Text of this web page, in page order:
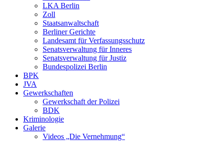
LKA Berlin
Zoll
Staatsanwaltschaft
Berliner Gerichte
Landesamt für Verfassungsschutz
Senatsverwaltung für Inneres
Senatsverwaltung für Justiz
Bundespolizei Berlin
BPK
JVA
Gewerkschaften
Gewerkschaft der Polizei
BDK
Kriminologie
Galerie
Videos „Die Vernehmung“